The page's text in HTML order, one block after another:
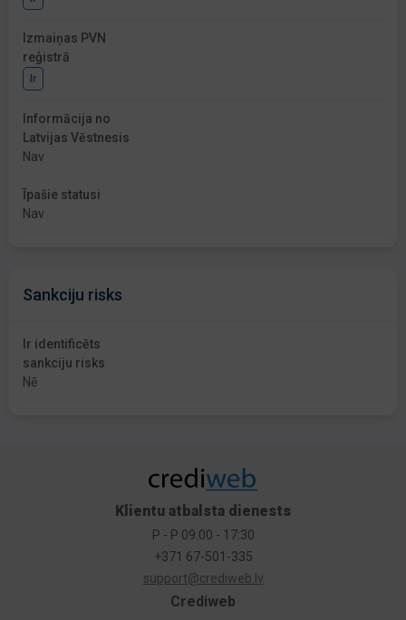
Izmaiņas PVN
reģistrā
Ir
Informācija no
Latvijas Vēstnesis
Nav
Īpašie statusi
Nav
Sankciju risks
Ir identificēts
sankciju risks
Nē
Crediweb
Klientu atbalsta dienests
P - P 09:00 - 17:30
+371 67-501-335
support@crediweb.lv